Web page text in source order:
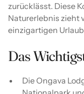
zurücklässt. Diese
Naturerlebnis zieht
einzigartigen
Das
Die Ongava